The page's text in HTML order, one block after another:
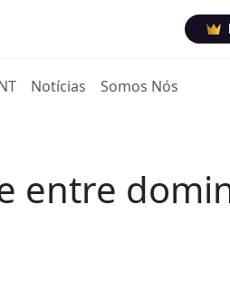
Notícias Somos Nós
entre